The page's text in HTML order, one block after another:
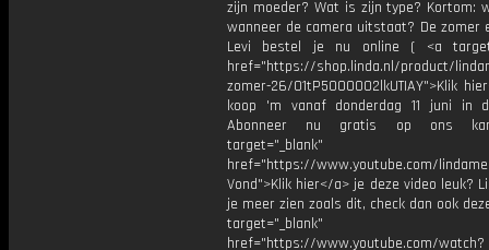
zijn moeder? Wat is zijn type? Kortom:
wanneer de camera uitstaat? De zomer
Levi bestel je nu online ( <a
href="https://shop.linda.nl/product/
zomer-26/01tP5000002lkUTIAY">Klik
koop 'm vanaf donderdag 11 juni in
Abonneer nu gratis op ons
target="_blank"
href="https://www.youtube.com/
Vond">Klik hier</a> je deze video leuk?
je meer zien zoals dit, check dan ook
target="_blank"
href="https://www.youtube.com/watch?